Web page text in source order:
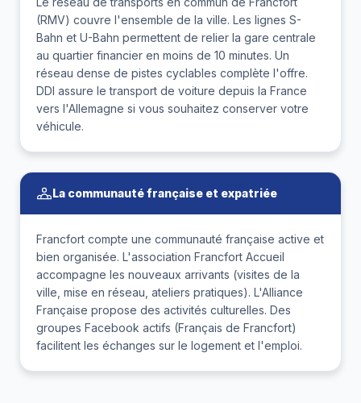
(RMV) couvre l'ensemble de la ville. Les lignes S-
Bahn et U-Bahn permettent de relier la gare centrale
au quartier financier en moins de 10 minutes. Un
réseau dense de pistes cyclables complète l'offre.
DDI assure le transport de voiture depuis la France
vers l'Allemagne si vous souhaitez conserver votre
véhicule.
La communauté française et expatriée
Francfort compte une communauté française active et
bien organisée. L'association Francfort Accueil
accompagne les nouveaux arrivants (visites de la
ville, mise en réseau, ateliers pratiques). L'Alliance
Française propose des activités culturelles. Des
groupes Facebook actifs (Français de Francfort)
facilitent les échanges sur le logement et l'emploi.